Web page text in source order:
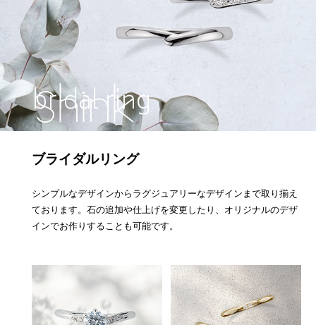
bridal ring
ブライダルリング
シンプルなデザインからラグジュアリーなデザインまで取り揃え
ております。石の追加や仕上げを変更したり、オリジナルのデザ
インでお作りすることも可能です。